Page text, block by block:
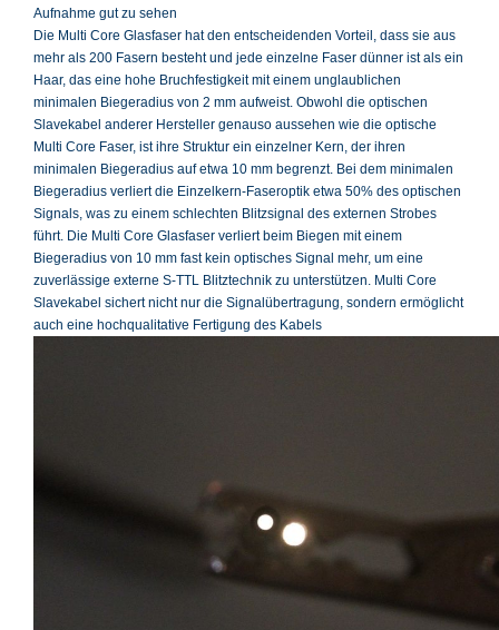
Aufnahme gut zu sehen
Die Multi Core Glasfaser hat den entscheidenden Vorteil, dass sie aus
mehr als 200 Fasern besteht und jede einzelne Faser dünner ist als ein
Haar, das eine hohe Bruchfestigkeit mit einem unglaublichen
minimalen Biegeradius von 2 mm aufweist. Obwohl die optischen
Slavekabel anderer Hersteller genauso aussehen wie die optische
Multi Core Faser, ist ihre Struktur ein einzelner Kern, der ihren
minimalen Biegeradius auf etwa 10 mm begrenzt. Bei dem minimalen
Biegeradius verliert die Einzelkern-Faseroptik etwa 50% des optischen
Signals, was zu einem schlechten Blitzsignal des externen Strobes
führt. Die Multi Core Glasfaser verliert beim Biegen mit einem
Biegeradius von 10 mm fast kein optisches Signal mehr, um eine
zuverlässige externe S-TTL Blitztechnik zu unterstützen. Multi Core
Slavekabel sichert nicht nur die Signalübertragung, sondern ermöglicht
auch eine hochqualitative Fertigung des Kabels